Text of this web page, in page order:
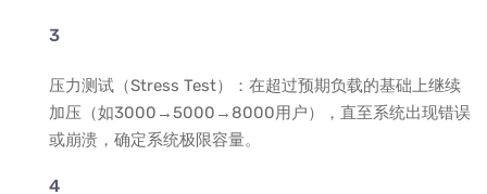
压力测试（Stress Test）：在超过预期负载的基础上继续
加压（如3000→5000→8000用户），直至系统出现错误
或崩溃，确定系统极限容量。